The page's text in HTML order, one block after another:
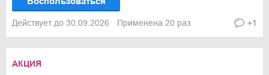
Действует до 30.09.2026 Применена 20 раз +1
АКЦИЯ